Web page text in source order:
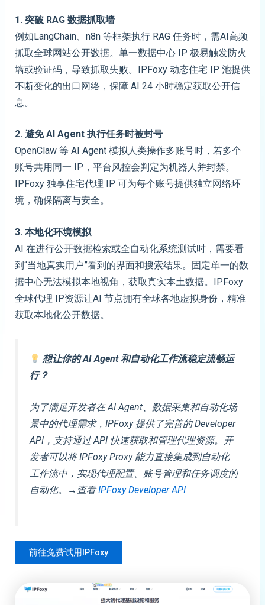
1. 突破 RAG 数据抓取墙
例如LangChain、n8n 等框架执行 RAG 任务时，需AI高频
抓取全球网站公开数据。单一数据中心 IP 极易触发防火
墙或验证码，导致抓取失败。IPFoxy 动态住宅 IP 池提供
不断变化的出口网络，保障 AI 24 小时稳定获取公开信
息。
2. 避免 AI Agent 执行任务时被封号
OpenClaw 等 AI Agent 模拟人类操作多账号时，若多个
账号共用同一 IP，平台风控会判定为机器人并封禁。
IPFoxy 独享住宅代理 IP 可为每个账号提供独立网络环
境，确保隔离与安全。
3. 本地化环境模拟
AI 在进行公开数据检索或全自动化系统测试时，需要看
到“当地真实用户”看到的界面和搜索结果。固定单一的数
据中心无法模拟本地视角，获取真实本土数据。IPFoxy
全球代理 IP资源让AI 节点拥有全球各地虚拟身份，精准
获取本地化公开数据。
想让你的 AI Agent 和自动化工作流稳定流畅运
行？
为了满足开发者在 AI Agent、数据采集和自动化场
景中的代理需求，IPFoxy 提供了完善的 Developer
API，支持通过 API 快速获取和管理代理资源。开
发者可以将 IPFoxy Proxy 能力直接集成到自动化
工作流中，实现代理配置、账号管理和任务调度的
自动化。→查看IPFoxy Developer API
前往免费试用IPFoxy